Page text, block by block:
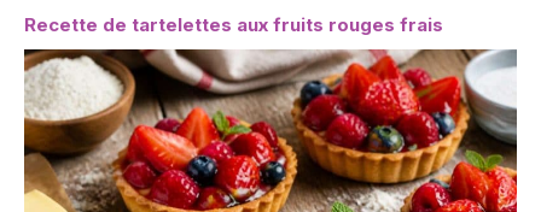
Recette de tartelettes aux fruits rouges frais